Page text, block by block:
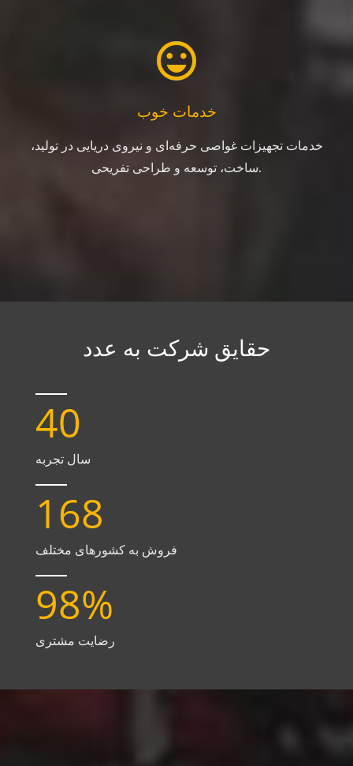
خدمات خوب
خدمات تجهیزات غواصی حرفه‌ای و نیروی دریایی در تولید،
ساخت، توسعه و طراحی تفریحی.
حقایق شرکت به عدد
40
سال تجربه
168
فروش به کشورهای مختلف
98%
رضایت مشتری